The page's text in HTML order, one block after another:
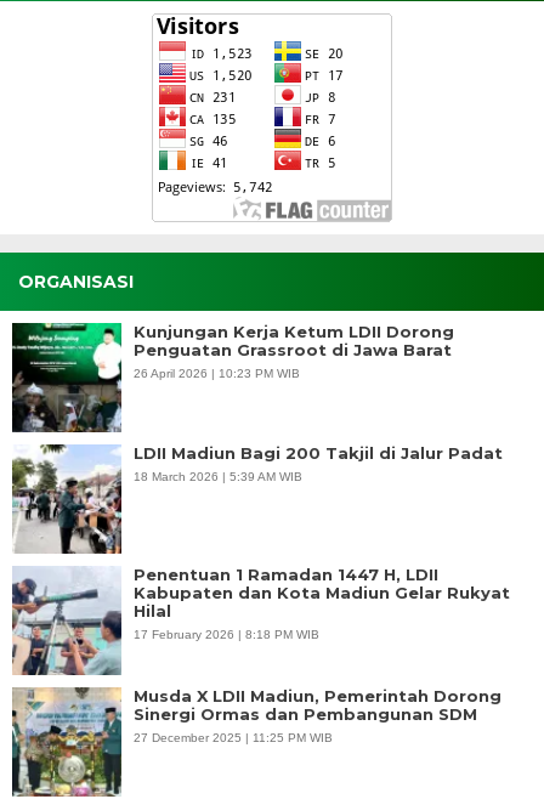
ORGANISASI
Kunjungan Kerja Ketum LDII Dorong
Penguatan Grassroot di Jawa Barat
26 April 2026 | 10:23 PM WIB
LDII Madiun Bagi 200 Takjil di Jalur Padat
18 March 2026 | 5:39 AM WIB
Penentuan 1 Ramadan 1447 H, LDII
Kabupaten dan Kota Madiun Gelar Rukyat
Hilal
17 February 2026 | 8:18 PM WIB
Musda X LDII Madiun, Pemerintah Dorong
Sinergi Ormas dan Pembangunan SDM
27 December 2025 | 11:25 PM WIB